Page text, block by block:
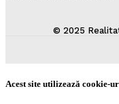
© 2025
Acest site utilizează cookie-